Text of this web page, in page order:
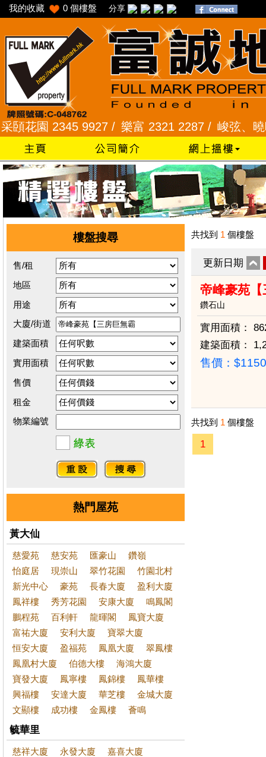
我的收藏 0 個樓盤 分享
園 2345 9927 /樂富 2321 2287 / 峻弦、曉暉
樓盤搜尋
售/租
地區
用途
大廈/街道
建築面積
實用面積
售價
租金
物業編號
熱門屋苑
黃大仙
慈愛苑 慈安苑 匯豪山
鑽嶺
怡庭居
現崇山 翠竹花園
竹園北村
新光中心
豪苑 長春大廈
盈利大廈
鳳祥樓
秀芳花園 安康大廈
鳴鳳閣
鵬程苑
百利軒 龍暉閣
鳳寶大廈
富祐大廈
安利大廈
寶翠大廈
恒安大廈
盈福苑 鳳凰大廈
翠鳳樓
鳳凰村大廈
伯德大樓
海鴻大廈
寶發大廈
鳳寧樓 鳳錦樓
鳳華樓
興福樓
安達大廈 華芝樓
金城大廈
文顯樓
成功樓 金鳳樓 薈鳴
毓華里
慈祥大廈 永發大廈
嘉喜大廈
共找到 1 個樓盤
更新日期
帝峰豪苑
鑽石山
實用面積：
建築面積：
售價：
共找到 1 個樓盤
1